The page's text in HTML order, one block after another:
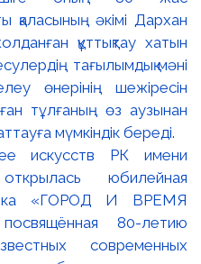
әкімі Дархан
құттықтау хатын
тағылымдық мәні
өнерінің шежіресін
тұлғаның өз аузынан
мүмкіндік береді.